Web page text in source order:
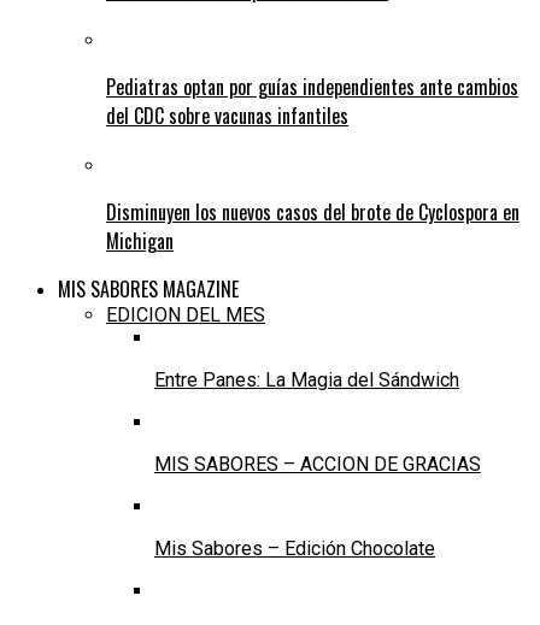
Pediatras optan por guías independientes ante cambios
del CDC sobre vacunas infantiles
Disminuyen los nuevos casos del brote de Cyclospora en
Michigan
MIS SABORES MAGAZINE
EDICION DEL MES
Entre Panes: La Magia del Sándwich
MIS SABORES – ACCION DE GRACIAS
Mis Sabores – Edición Chocolate